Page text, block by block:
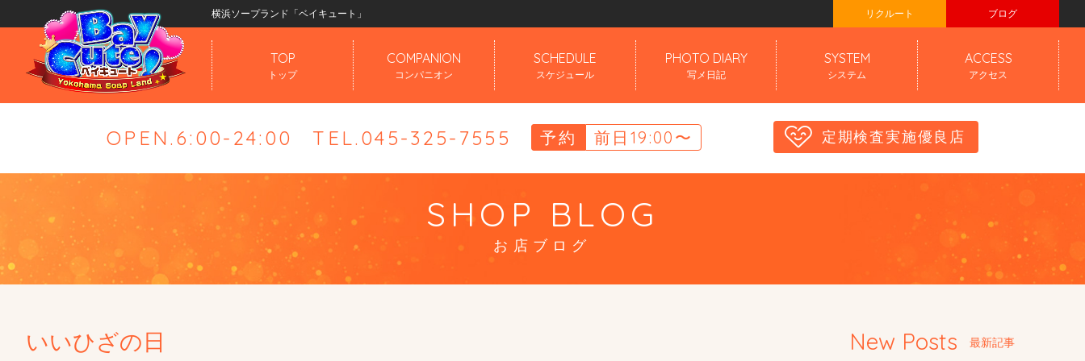
横浜ソープランド「ベイキュート」 リクルート ブログ
TOP
トップ
COMPANION
コンパニオン
SCHEDULE
スケジュール
PHOTO DIARY
写メ日記
SYSTEM
システム
ACCESS
アクセス
OPEN.6:00-24:00 TEL.045-325-7555 予約 前日19:00〜 定期検査実施優良店
SHOP BLOG
お店ブログ
いいひざの日 New Posts 最新記事